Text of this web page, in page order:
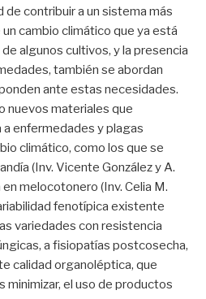
de contribuir a un sistema más
cambio climático que ya está
algunos cultivos, y la presencia
también se abordan
ante estas necesidades.
nuevos materiales que
enfermedades y plagas
climático, como los que se
(Inv. Vicente González y A.
melocotonero (Inv. Celia M.
fenotípica existente
variedades con resistencia
a fisiopatías postcosecha,
calidad organoléptica, que
minimizar, el uso de productos